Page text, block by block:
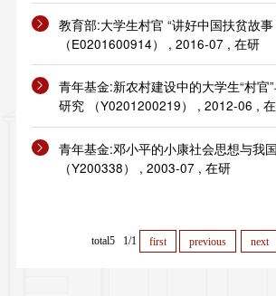
教育部:大学生村官 “讲好中国扶贫故事
（E0201600914） , 2016-07 , 在研
青年基金:新农村建设中的大学生“村官
研究 （Y0201200219） , 2012-06 ,
青年基金:邓小平的小康社会思想与我
（Y200338） , 2003-07 , 在研
total5 1/1 first previous next